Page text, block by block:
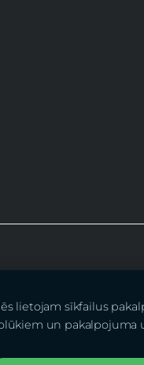
iedzīvotāju
lietojam sīkfailus
un pakalpojuma